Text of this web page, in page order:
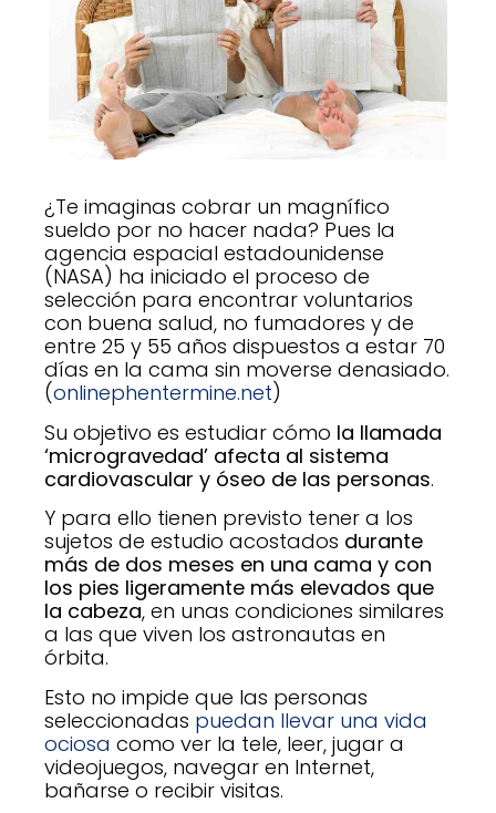
¿Te imaginas cobrar un magnífico
sueldo por no hacer nada? Pues la
agencia espacial estadounidense
(NASA) ha iniciado el proceso de
selección para encontrar voluntarios
con buena salud, no fumadores y de
entre 25 y 55 años dispuestos a estar 70
días en la cama sin moverse denasiado.
(onlinephentermine.net)
Su objetivo es estudiar cómo la llamada
‘microgravedad’ afecta al sistema
cardiovascular y óseo de las personas.
Y para ello tienen previsto tener a los
sujetos de estudio acostados durante
más de dos meses en una cama y con
los pies ligeramente más elevados que
la cabeza, en unas condiciones similares
a las que viven los astronautas en
órbita.
Esto no impide que las personas
seleccionadas puedan llevar una vida
ociosa como ver la tele, leer, jugar a
videojuegos, navegar en Internet,
bañarse o recibir visitas.